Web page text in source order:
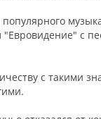
с
с такими